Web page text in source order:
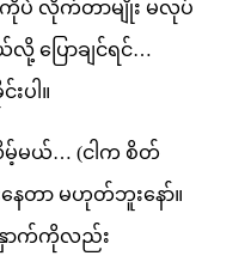
ကိုပဲ လိုက်တာမျိုး မလုပ်
ပြောချင်ရင်…
ပါ။
မ့်မယ်… (ငါက စိတ်
ေတာ မဟုတ်ဘူးနော်။
ောက်ကိုလည်း